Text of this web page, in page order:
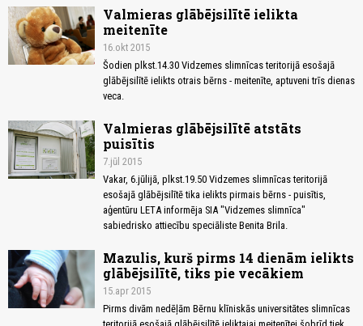
Valmieras glābējsilītē ielikta
meitenīte
16.okt 2015
Šodien plkst.14.30 Vidzemes slimnīcas teritorijā esošajā
glābējsilītē ielikts otrais bērns - meitenīte, aptuveni trīs dienas
veca.
Valmieras glābējsilītē atstāts
puisītis
7.jūl 2015
Vakar, 6.jūlijā, plkst.19.50 Vidzemes slimnīcas teritorijā
esošajā glābējsilītē tika ielikts pirmais bērns - puisītis,
aģentūru LETA informēja SIA "Vidzemes slimnīca"
sabiedrisko attiecību speciāliste Benita Brila.
Mazulis, kurš pirms 14 dienām ielikts
glābējsilītē, tiks pie vecākiem
15.apr 2015
Pirms divām nedēļām Bērnu klīniskās universitātes slimnīcas